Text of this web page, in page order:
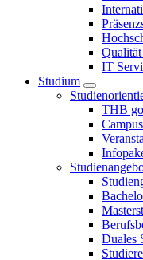
IT
Studium
THB
Duales